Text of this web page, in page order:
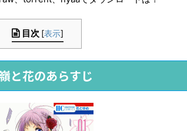
目次 [表示]
と花のあらすじ